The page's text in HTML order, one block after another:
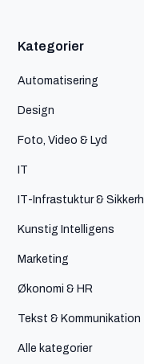
Kategorier
Automatisering
Design
Foto, Video & Lyd
IT
IT-Infrastuktur &
Kunstig Intelligens
Marketing
Økonomi & HR
Tekst & Kommunikation
Alle kategorier